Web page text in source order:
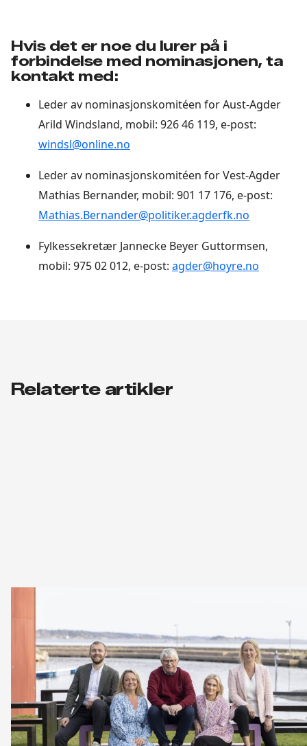
Hvis det er noe du lurer på i
forbindelse med nominasjonen, ta
kontakt med:
Leder av nominasjonskomitéen for Aust-Agder
Arild Windsland, mobil: 926 46 119, e-post:
windsl@online.no
Leder av nominasjonskomitéen for Vest-Agder
Mathias Bernander, mobil: 901 17 176, e-post:
Mathias.Bernander@politiker.agderfk.no
Fylkessekretær Jannecke Beyer Guttormsen,
mobil: 975 02 012, e-post: agder@hoyre.no
Relaterte artikler